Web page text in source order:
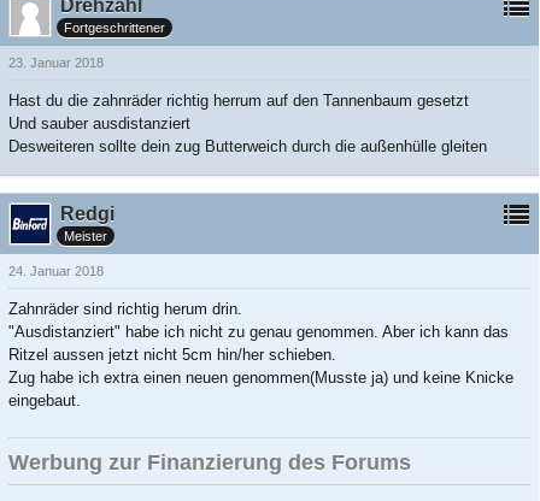
Drehzahl
Fortgeschrittener
23. Januar 2018
Hast du die zahnräder richtig herrum auf den Tannenbaum gesetzt
Und sauber ausdistanziert
Desweiteren sollte dein zug Butterweich durch die außenhülle gleiten
Redgi
Meister
24. Januar 2018
Zahnräder sind richtig herum drin.
"Ausdistanziert" habe ich nicht zu genau genommen. Aber ich kann das
Ritzel aussen jetzt nicht 5cm hin/her schieben.
Zug habe ich extra einen neuen genommen(Musste ja) und keine Knicke
eingebaut.
Werbung zur Finanzierung des Forums